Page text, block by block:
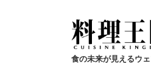
食の未来が見えるウ